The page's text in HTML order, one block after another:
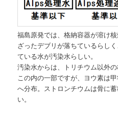
福島原発では、格納容器が溶け
ざったデブリが落ちているらし
ている水が汚染水らしい。
汚染水からは、トリチウム以外
この内の一部ですが、ヨウ素は
へ分布。ストロンチウムは骨に
い。